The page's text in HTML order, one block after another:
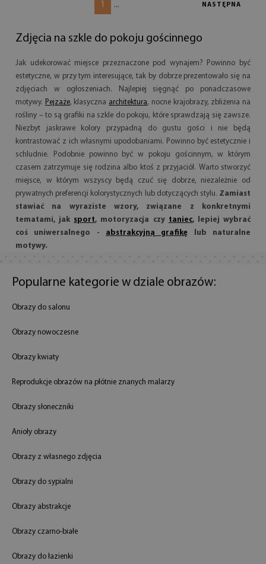
1 ... NASTĘPNA
Zdjęcia na szkle do pokoju gościnnego
Jak udekorować miejsce przeznaczone pod wynajem? Powinno być
estetyczne, w przy tym interesujące, tak by dobrze prezentowało się na
zdjęciach w ogłoszeniach. Najlepiej sięgnąć po ponadczasowe
motywy. Pejzaże, klasyczna architektura, nocne krajobrazy, zbliżenia na
rośliny – to są grafiki na szkle do pokoju, które sprawdzają się zawsze.
Niezbyt jaskrawe kolory przypadną do gustu gości i nie będą
kontrastować z ich własnymi upodobaniami. Powinno być estetycznie i
schludnie. Podobnie powinno być w pokoju gościnnym, w którym
czasem zatrzymuje się rodzina albo ktoś z przyjaciół. Warto stworzyć
miejsce, w którym wszyscy będą czuć się dobrze, niezależnie od
prywatnych preferencji kolorystycznych lub dotyczących stylu. Zamiast
stawiać na wyraziste wzory, związane z konkretnymi
tematami, jak sport, motoryzacja czy taniec, lepiej wybrać
coś uniwersalnego - abstrakcyjną grafikę lub naturalne
motywy.
Popularne kategorie w dziale obrazów:
Obrazy do salonu
Obrazy nowoczesne
Obrazy kwiaty
Reprodukcje obrazów na płótnie znanych malarzy
Obrazy słoneczniki
Anioły obrazy
Obrazy z własnego zdjęcia
Obrazy do sypialni
Obrazy abstrakcje
Obrazy czarno-białe
Obrazy do łazienki